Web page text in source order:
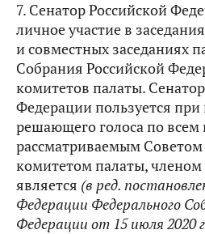
7. Сенатор Российской
личное участие в
и совместных заседаниях
Собрания Российской
комитетов палаты.
Федерации пользуется
решающего голоса по всем
рассматриваемым
комитетом палаты, членом
является (в ред.
Федерации Федерального
Федерации от 15 июля